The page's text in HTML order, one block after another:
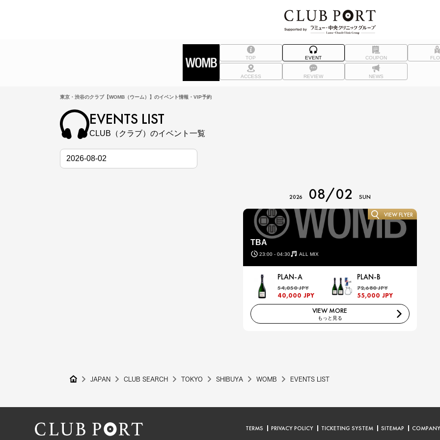
TOP EVENT COUPON
ACCESS REVIEW NEWS
東京・渋谷のクラブ【WOMB（ウーム）】のイベント情報・VIP予約
EVENTS LIST
CLUB（クラブ）のイベント一覧
2026 08/02 SUN
TBA
23:00 - 04:30 ALL MIX
VIEW FLYER
PLAN-A
54,050 JPY
40,000 JPY
PLAN-B
72,680 JPY
55,000 JPY
VIEW MORE
もっと見る
JAPAN CLUB SEARCH TOKYO SHIBUYA WOMB EVENTS LIST
TERMS PRIVACY POLICY TICKETING SYSTEM SITEMAP COMPANY